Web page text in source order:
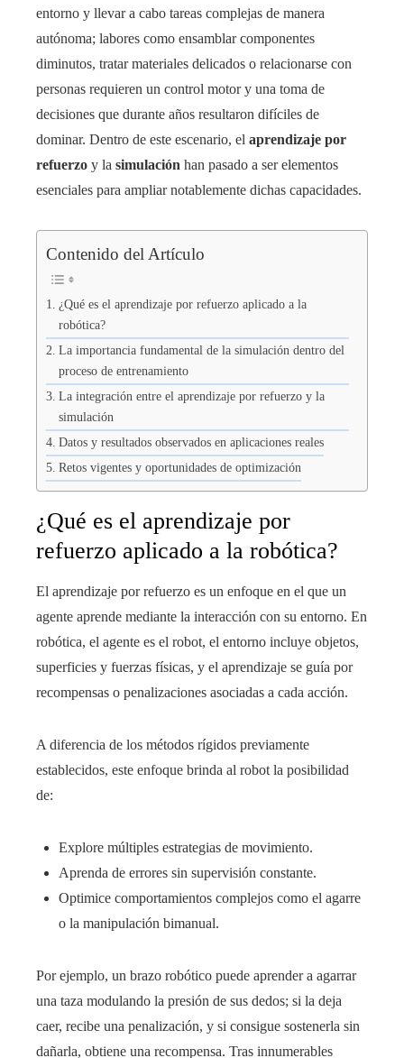
entorno y llevar a cabo tareas complejas de manera
autónoma; labores como ensamblar componentes
diminutos, tratar materiales delicados o relacionarse con
personas requieren un control motor y una toma de
decisiones que durante años resultaron difíciles de
dominar. Dentro de este escenario, el aprendizaje por
refuerzo y la simulación han pasado a ser elementos
esenciales para ampliar notablemente dichas capacidades.
Contenido del Artículo
¿Qué es el aprendizaje por refuerzo aplicado a la
robótica?
La importancia fundamental de la simulación dentro del
proceso de entrenamiento
La integración entre el aprendizaje por refuerzo y la
simulación
Datos y resultados observados en aplicaciones reales
Retos vigentes y oportunidades de optimización
¿Qué es el aprendizaje por
refuerzo aplicado a la robótica?
El aprendizaje por refuerzo es un enfoque en el que un
agente aprende mediante la interacción con su entorno. En
robótica, el agente es el robot, el entorno incluye objetos,
superficies y fuerzas físicas, y el aprendizaje se guía por
recompensas o penalizaciones asociadas a cada acción.
A diferencia de los métodos rígidos previamente
establecidos, este enfoque brinda al robot la posibilidad
de:
Explore múltiples estrategias de movimiento.
Aprenda de errores sin supervisión constante.
Optimice comportamientos complejos como el agarre
o la manipulación bimanual.
Por ejemplo, un brazo robótico puede aprender a agarrar
una taza modulando la presión de sus dedos; si la deja
caer, recibe una penalización, y si consigue sostenerla sin
dañarla, obtiene una recompensa. Tras innumerables